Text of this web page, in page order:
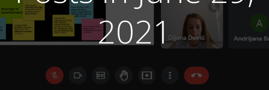
2021